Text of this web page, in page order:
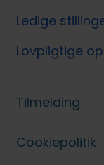
Ledige
Lovpligtige
Tilmelding
Cookiepolitik